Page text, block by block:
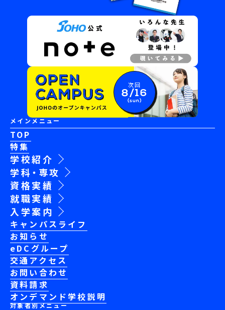
次回
8/16
(sun)
メインメニュー
TOP
特集
学校紹介
学科・専攻
資格実績
就職実績
入学案内
キャンパスライフ
お知らせ
eDCグループ
交通アクセス
お問い合わせ
資料請求
オンデマンド学校説明
対象者別メニュー